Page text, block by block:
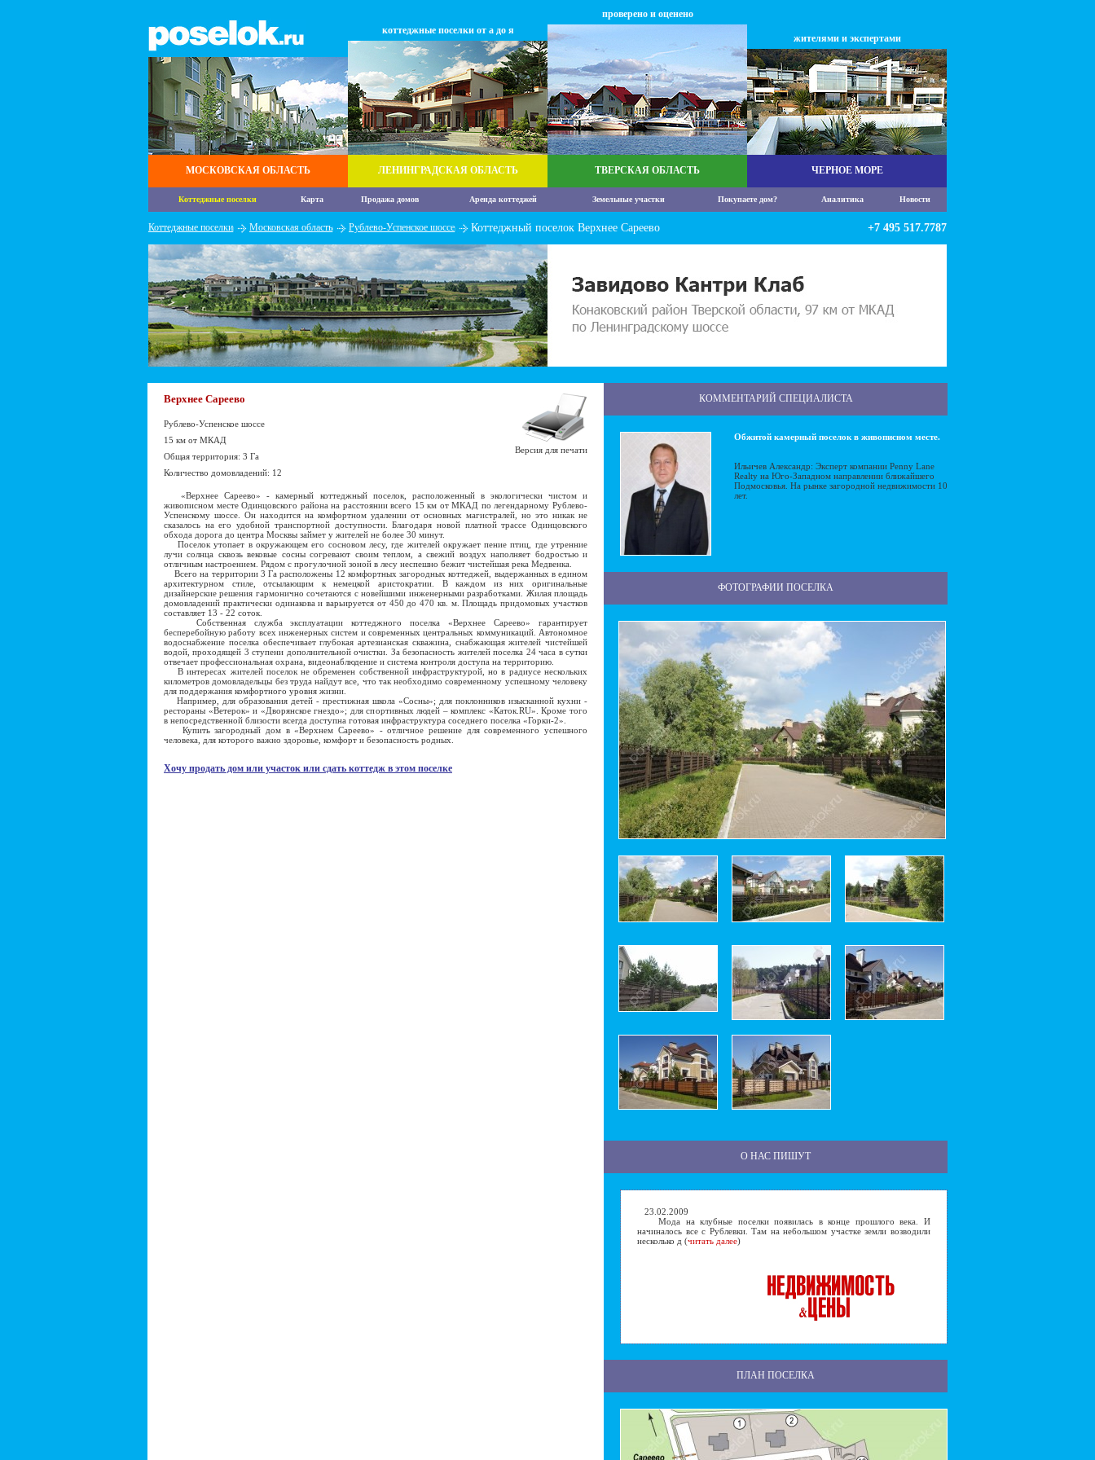
МОСКОВСКАЯ ОБЛАСТЬ
коттеджные поселки от а до я
ЛЕНИНГРАДСКАЯ ОБЛАСТЬ
проверено и оценено
ТВЕРСКАЯ ОБЛАСТЬ
жителями и экспертами
ЧЕРНОЕ МОРЕ
Коттеджные поселки Карта Продажа домов Аренда коттеджей Земельные участки Покупаете дом? Аналитика Новости
Коттеджные поселки Московская область Рублево-Успенское шоссе Коттеджный поселок Верхнее Сареево +7 495 517.7787
Верхнее Сареево
Рублево-Успенское шоссе
15 км от МКАД
Общая территория: 3 Га
Количество домовладений: 12
Версия для печати
«Верхнее Сареево» - камерный коттеджный поселок, расположенный в экологически чистом и
живописном месте Одинцовского района на расстоянии всего 15 км от МКАД по легендарному Рублево-
Успенскому шоссе. Он находится на комфортном удалении от основных магистралей, но это никак не
сказалось на его удобной транспортной доступности. Благодаря новой платной трассе Одинцовского
обхода дорога до центра Москвы займет у жителей не более 30 минут.
Поселок утопает в окружающем его сосновом лесу, где жителей окружает пение птиц, где утренние
лучи солнца сквозь вековые сосны согревают своим теплом, а свежий воздух наполняет бодростью и
отличным настроением. Рядом с прогулочной зоной в лесу неспешно бежит чистейшая река Медвенка.
Всего на территории 3 Га расположены 12 комфортных загородных коттеджей, выдержанных в едином
архитектурном стиле, отсылающим к немецкой аристократии. В каждом из них оригинальные
дизайнерские решения гармонично сочетаются с новейшими инженерными разработками. Жилая площадь
домовладений практически одинакова и варьируется от 450 до 470 кв. м. Площадь придомовых участков
составляет 13 - 22 соток.
Собственная служба эксплуатации коттеджного поселка «Верхнее Сареево» гарантирует
бесперебойную работу всех инженерных систем и современных центральных коммуникаций. Автономное
водоснабжение поселка обеспечивает глубокая артезианская скважина, снабжающая жителей чистейшей
водой, проходящей 3 ступени дополнительной очистки. За безопасность жителей поселка 24 часа в сутки
отвечает профессиональная охрана, видеонаблюдение и система контроля доступа на территорию.
В интересах жителей поселок не обременен собственной инфраструктурой, но в радиусе нескольких
километров домовладельцы без труда найдут все, что так необходимо современному успешному человеку
для поддержания комфортного уровня жизни.
Например, для образования детей - престижная школа «Сосны»; для поклонников изысканной кухни -
рестораны «Ветерок» и «Дворянское гнездо»; для спортивных людей – комплекс «Каток.RU». Кроме того
в непосредственной близости всегда доступна готовая инфраструктура соседнего поселка «Горки-2».
Купить загородный дом в «Верхнем Сареево» - отличное решение для современного успешного
человека, для которого важно здоровье, комфорт и безопасность родных.
Хочу продать дом или участок или сдать коттедж в этом поселке
КОММЕНТАРИЙ СПЕЦИАЛИСТА
Обжитой камерный поселок в живописном месте.
Ильичев Александр: Эксперт компании Penny Lane
Realty на Юго-Западном направлении ближайшего
Подмосковья. На рынке загородной недвижимости 10
лет.
ФОТОГРАФИИ ПОСЕЛКА
О НАС ПИШУТ
23.02.2009
Мода на клубные поселки появилась в конце прошлого века. И
начиналось все с Рублевки. Там на небольшом участке земли возводили
несколько д (читать далее)
ПЛАН ПОСЕЛКА